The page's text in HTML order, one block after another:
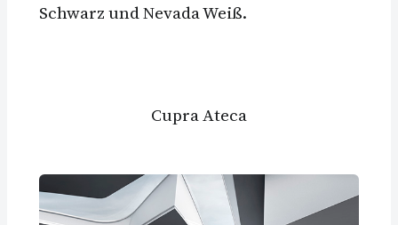
Schwarz und Nevada Weiß.
Cupra Ateca